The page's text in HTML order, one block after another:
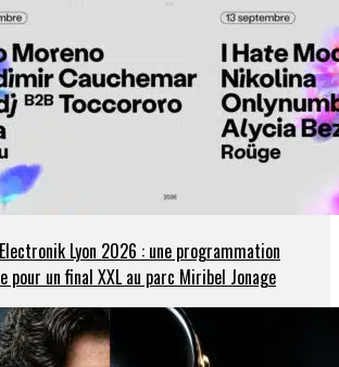
Lyon 2026 : une programmation
pour un final XXL au parc Miribel Jonage